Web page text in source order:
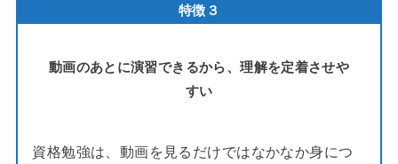
特徴３
動画のあとに演習できるから、理解を定着させや
すい
資格勉強は、動画を見るだけではなかなか身につ